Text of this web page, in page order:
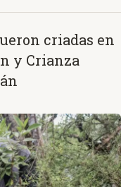
criadas en
y Crianza